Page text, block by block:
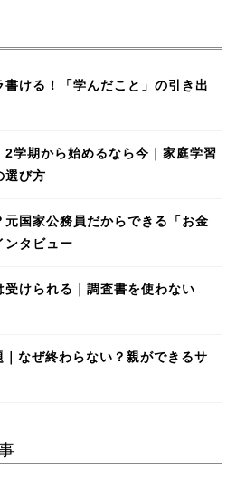
ける！「学んだこと」の引き出
2学期から始めるなら今｜家庭学習
選び方
国家公務員だからできる「お金
ンタビュー
けられる｜調査書を使わない
なぜ終わらない？親ができるサ